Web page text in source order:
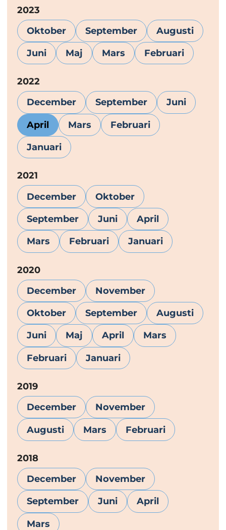
År:
2023
Oktober
September Augusti
Juni Maj Mars Februari
År:
2022
December
September Juni
April Mars Februari
Januari
År:
2021
December
Oktober
September Juni April
Mars Februari Januari
År:
2020
December
November
Oktober September Augusti
Juni Maj April Mars
Februari Januari
År:
2019
December
November
Augusti Mars Februari
År:
2018
December
November
September Juni April
Mars